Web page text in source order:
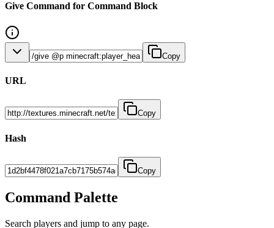
Give Command for Command Block
Copy
URL
Copy
Hash
Copy
Command Palette
Search players and jump to any page.